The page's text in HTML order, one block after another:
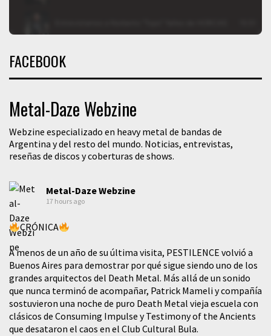
FACEBOOK
Metal-Daze Webzine
Webzine especializado en heavy metal de bandas de
Argentina y del resto del mundo. Noticias, entrevistas,
reseñas de discos y coberturas de shows.
Metal-Daze Webzine
17 hours ago
CRÓNICA
A menos de un año de su última visita, PESTILENCE volvió a
Buenos Aires para demostrar por qué sigue siendo uno de los
grandes arquitectos del Death Metal. Más allá de un sonido
que nunca terminó de acompañar, Patrick Mameli y compañía
sostuvieron una noche de puro Death Metal vieja escuela con
clásicos de Consuming Impulse y Testimony of the Ancients
que desataron el caos en el Club Cultural Bula.